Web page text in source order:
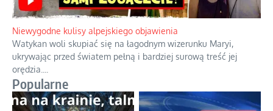
Niewygodne kulisy alpejskiego objawienia
Watykan woli skupiać się na łagodnym wizerunku Maryi,
ukrywając przed światem pełną i bardziej surową treść jej
orędzia.
Popularne